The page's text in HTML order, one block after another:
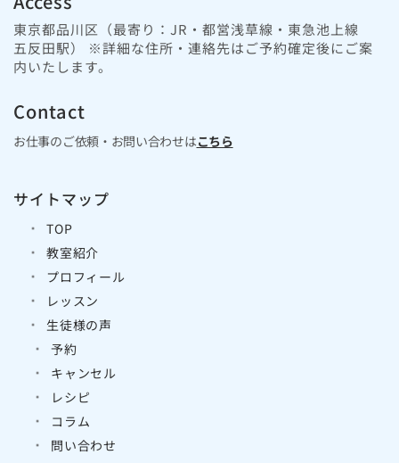
東京都品川区（最寄り：JR・都営浅草線・東急池上線
五反田駅） ※詳細な住所・連絡先はご予約確定後にご案
内いたします。
Contact
お仕事のご依頼・お問い合わせはこちら
サイトマップ
TOP
教室紹介
プロフィール
レッスン
生徒様の声
予約
キャンセル
レシピ
コラム
問い合わせ